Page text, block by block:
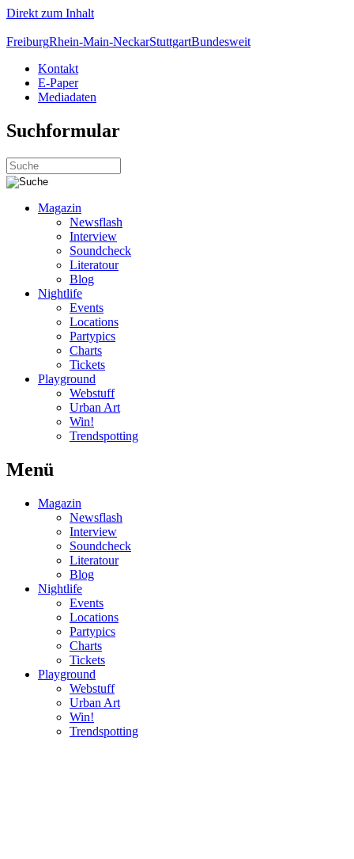
Direkt zum Inhalt
FreiburgRhein-Main-NeckarStuttgartBundesweit
Kontakt
E-Paper
Mediadaten
Suchformular
Magazin
Newsflash
Interview
Soundcheck
Literatour
Blog
Nightlife
Events
Locations
Partypics
Charts
Tickets
Playground
Webstuff
Urban Art
Win!
Trendspotting
Menü
Magazin
Newsflash
Interview
Soundcheck
Literatour
Blog
Nightlife
Events
Locations
Partypics
Charts
Tickets
Playground
Webstuff
Urban Art
Win!
Trendspotting